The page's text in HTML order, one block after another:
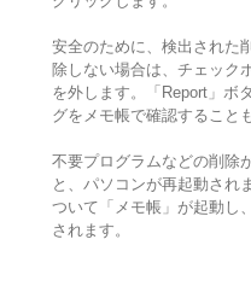
安全のために、検出された
除しない場合は、チェック
を外します。「Report」ボ
グをメモ帳で確認すること
不要プログラムなどの削除
と、パソコンが再起動され
ついて「メモ帳」が起動し
されます。